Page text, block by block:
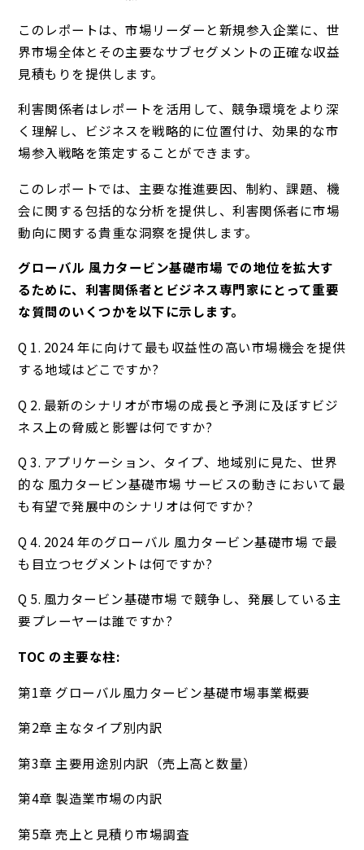
このレポートは、市場リーダーと新規参入企業に、世
界市場全体とその主要なサブセグメントの正確な収益
見積もりを提供します。
利害関係者はレポートを活用して、競争環境をより深
く理解し、ビジネスを戦略的に位置付け、効果的な市
場参入戦略を策定することができます。
このレポートでは、主要な推進要因、制約、課題、機
会に関する包括的な分析を提供し、利害関係者に市場
動向に関する貴重な洞察を提供します。
グローバル 風力タービン基礎市場 での地位を拡大す
るために、利害関係者とビジネス専門家にとって重要
な質問のいくつかを以下に示します。
Q 1. 2024 年に向けて最も収益性の高い市場機会を提供
する地域はどこですか?
Q 2. 最新のシナリオが市場の成長と予測に及ぼすビジ
ネス上の脅威と影響は何ですか?
Q 3. アプリケーション、タイプ、地域別に見た、世界
的な 風力タービン基礎市場 サービスの動きにおいて最
も有望で発展中のシナリオは何ですか?
Q 4. 2024 年のグローバル 風力タービン基礎市場 で最
も目立つセグメントは何ですか?
Q 5. 風力タービン基礎市場 で競争し、発展している主
要プレーヤーは誰ですか?
TOC の主要な柱:
第1章 グローバル風力タービン基礎市場事業概要
第2章 主なタイプ別内訳
第3章 主要用途別内訳（売上高と数量）
第4章 製造業市場の内訳
第5章 売上と見積り市場調査